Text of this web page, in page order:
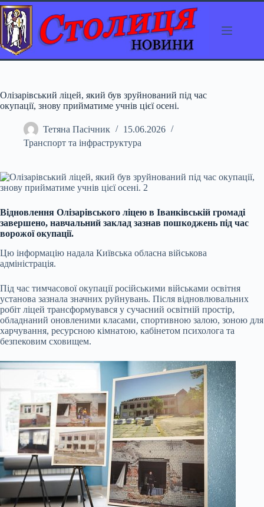
Перейти
до
вмісту
Олізарівський ліцей, який був зруйнований під час
окупації, знову прийматиме учнів цієї осені.
Тетяна Пасічник
15.06.2026
Транспорт та інфраструктура
Відновлення Олізарівського ліцею в Іванківській громаді
завершено, навчальний заклад зазнав пошкоджень під час
ворожої окупації.
Цю інформацію надала Київська обласна військова
адміністрація.
Під час тимчасової окупації російськими військами освітня
установа зазнала значних руйнувань. Після відновлювальних
робіт ліцей трансформувався у сучасний освітній простір,
обладнаний оновленими класами, спортивною залою, зоною для
харчування, ресурсною кімнатою, кабінетом психолога та
безпековим сховищем.